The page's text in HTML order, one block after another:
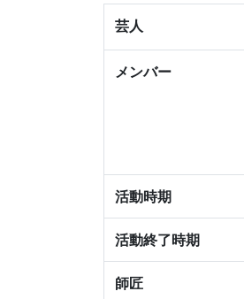
芸人
メンバー
活動時期
活動終了時期
師匠